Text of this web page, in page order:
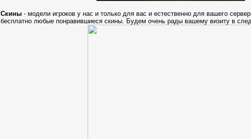
Скины - модели игроков у нас и только для вас и естественно для вашего
бесплатно любые понравившиеся скины. Будем очень рады вашему визиту в